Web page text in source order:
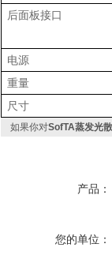
后面板接口
电源
重量
尺寸
如果你对SofTA蒸发光
产品：
您的单位：